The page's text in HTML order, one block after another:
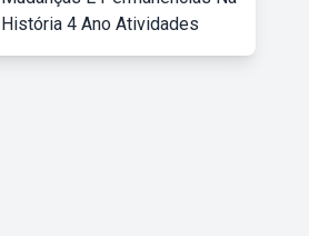
História 4 Ano Atividades